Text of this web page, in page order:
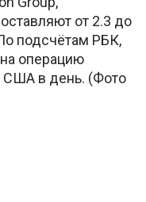
от 2.3 до
подсчётам РБК,
операцию
США в день. (Фото